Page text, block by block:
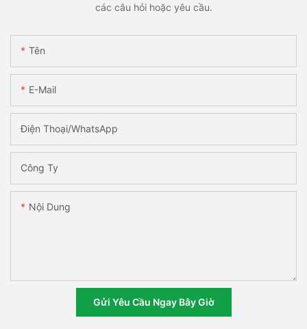
các câu hỏi hoặc yêu cầu.
Tên
E-Mail
Điện Thoại/WhatsApp
Công Ty
Nội Dung
Gửi Yêu Cầu Ngay Bây Giờ